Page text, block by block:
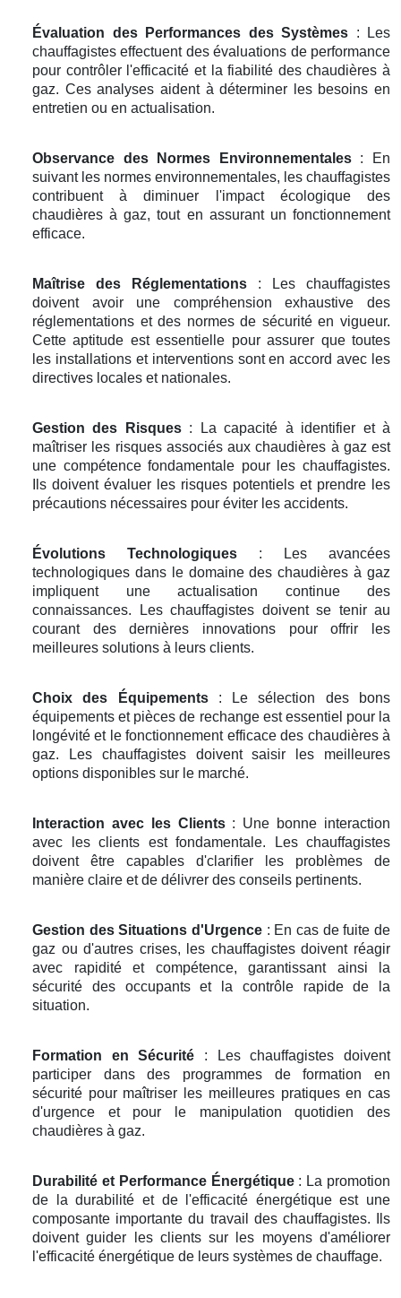
Évaluation des Performances des Systèmes : Les
chauffagistes effectuent des évaluations de performance
pour contrôler l'efficacité et la fiabilité des chaudières à
gaz. Ces analyses aident à déterminer les besoins en
entretien ou en actualisation.
Observance des Normes Environnementales: En
suivant les normes environnementales, les chauffagistes
contribuent à diminuer l'impact écologique des
chaudières à gaz, tout en assurant un fonctionnement
efficace.
Maîtrise des Réglementations : Les chauffagistes
doivent avoir une compréhension exhaustive des
réglementations et des normes de sécurité en vigueur.
Cette aptitude est essentielle pour assurer que toutes
les installations et interventions sont en accord avec les
directives locales et nationales.
Gestion des Risques: La capacité à identifier et à
maîtriser les risques associés aux chaudières à gaz est
une compétence fondamentale pour les chauffagistes.
Ils doivent évaluer les risques potentiels et prendre les
précautions nécessaires pour éviter les accidents.
Évolutions Technologiques : Les avancées
technologiques dans le domaine des chaudières à gaz
impliquent une actualisation continue des
connaissances. Les chauffagistes doivent se tenir au
courant des dernières innovations pour offrir les
meilleures solutions à leurs clients.
Choix des Équipements: Le sélection des bons
équipements et pièces de rechange est essentiel pour la
longévité et le fonctionnement efficace des chaudières à
gaz. Les chauffagistes doivent saisir les meilleures
options disponibles sur le marché.
Interaction avec les Clients: Une bonne interaction
avec les clients est fondamentale. Les chauffagistes
doivent être capables d'clarifier les problèmes de
manière claire et de délivrer des conseils pertinents.
Gestion des Situations d'Urgence : En cas de fuite de
gaz ou d'autres crises, les chauffagistes doivent réagir
avec rapidité et compétence, garantissant ainsi la
sécurité des occupants et la contrôle rapide de la
situation.
Formation en Sécurité : Les chauffagistes doivent
participer dans des programmes de formation en
sécurité pour maîtriser les meilleures pratiques en cas
d'urgence et pour le manipulation quotidien des
chaudières à gaz.
Durabilité et Performance Énergétique: La promotion
de la durabilité et de l'efficacité énergétique est une
composante importante du travail des chauffagistes. Ils
doivent guider les clients sur les moyens d'améliorer
l'efficacité énergétique de leurs systèmes de chauffage.